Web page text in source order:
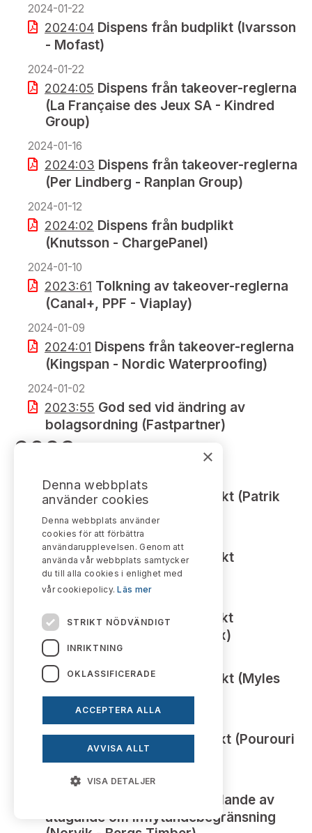
2024-01-22
2024:04 Dispens från budplikt (Ivarsson
- Mofast)
2024-01-22
2024:05 Dispens från takeover-reglerna
(La Française des Jeux SA - Kindred
Group)
2024-01-16
2024:03 Dispens från takeover-reglerna
(Per Lindberg - Ranplan Group)
2024-01-12
2024:02 Dispens från budplikt
(Knutsson - ChargePanel)
2024-01-10
2023:61 Tolkning av takeover-reglerna
(Canal+, PPF - Viaplay)
2024-01-09
2024:01 Dispens från takeover-reglerna
(Kingspan - Nordic Waterproofing)
2024-01-02
2023:55 God sed vid ändring av
bolagsordning (Fastpartner)
2023
2023-12-27
2023:62Dispens från budplikt (Patrik
Björn - Svenska Aerogel)
2023-12-22
2023:59Dispens från budplikt
(Lindblom - Binero)
2023:57Dispens från budplikt
(Marknadspotential - Zaplox)
2023-12-06
2023:58Dispens från budplikt (Myles
Murray - Promore)
2023:51Dispens från budplikt (Pourouri
och Aleksov - Ecore Group)
2023-10-27
God sed vid frånfallande av
åtagande om inflytandebegränsning
×
Denna webbplats
använder cookies
Denna webbplats använder
cookies för att förbättra
användarupplevelsen. Genom att
använda vår webbplats samtycker
du till alla cookies i enlighet med
vår cookiepolicy.Läs mer
STRIKT NÖDVÄNDIGT
INRIKTNING
OKLASSIFICERADE
ACCEPTERA ALLA
AVVISA ALLT
VISA DETALJER